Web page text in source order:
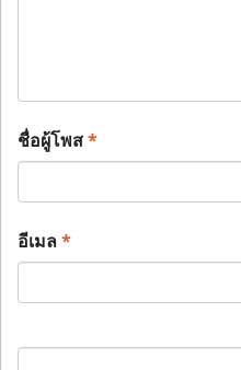
ชื่อผู้โพส*
อีเมล*